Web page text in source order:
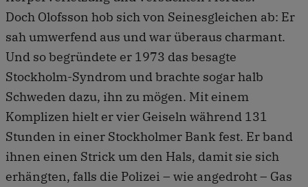
Doch Olofsson hob sich von Seinesgleichen ab: Er
sah umwerfend aus und war überaus charmant.
Und so begründete er 1973 das besagte
Stockholm-Syndrom und brachte sogar halb
Schweden dazu, ihn zu mögen. Mit einem
Komplizen hielt er vier Geiseln während 131
Stunden in einer Stockholmer Bank fest. Er band
ihnen einen Strick um den Hals, damit sie sich
erhängten, falls die Polizei – wie angedroht – Gas